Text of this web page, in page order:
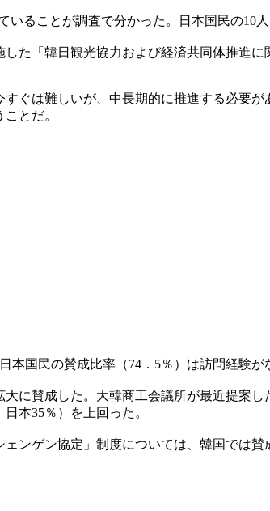
ることが調査で分かった。日本国民の10
た「韓日観光協力および経済共同体推進に
ぐは難しいが、中長期的に推進する必要
とだ。
国民の賛成比率（74．5％）は訪問経験が
に賛成した。大韓商工会議所が最近提案
本35％）を上回った。
ンゲン協定」制度については、韓国では